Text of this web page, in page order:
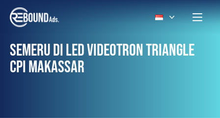
SEMERU DI LED VIDEOTRON TRIANGLE
CPI MAKASSAR